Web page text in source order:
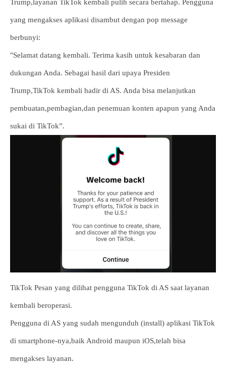
Trump,layanan TikTok kembali pulih secara bertahap. Pengguna
yang mengakses aplikasi disambut dengan pop message
berbunyi:
"Selamat datang kembali. Terima kasih untuk kesabaran dan
dukungan Anda. Sebagai hasil dari upaya Presiden
Trump,TikTok kembali hadir di AS. Anda bisa melanjutkan
pembuatan,pembagian,dan penemuan konten apapun yang Anda
sukai di TikTok”.
TikTok Pesan yang dilihat pengguna TikTok di AS saat layanan
kembali beroperasi.
Pengguna di AS yang sudah mengunduh (install) aplikasi TikTok
di smartphone-nya,baik Android maupun iOS,telah bisa
mengakses layanan.